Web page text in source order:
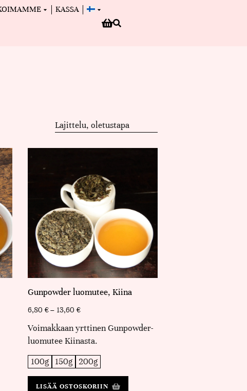
KASSA
100g 150g 200g
Gunpowder luomutee, Kiina
6,80 € – 13,60 €
Voimakkaan yrttinen Gunpowder-
luomutee Kiinasta.
LISÄÄ OSTOSKORIIN